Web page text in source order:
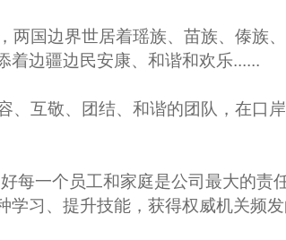
边界世居着瑶族、苗族、傣族、
着边疆边民安康、和谐和欢乐......
互敬、团结、和谐的团队，在口
一个员工和家庭是公司最大的责
习、提升技能，获得权威机关频